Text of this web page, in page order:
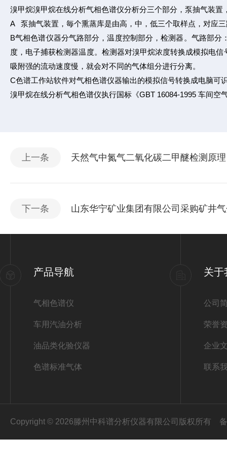
溴甲烷溴甲烷在线分析气相色谱仪分析分三个部分，泵抽气装
A 泵抽气装置，毎个熏蒸库是由高，中，低三个取样点，对应
B气相色谱仪器分气路部分，温度控制部分，检测器。气路部
度，电子捕获检测器温度。检测器对溴甲烷浓度转换成模拟电
吸附强的流动速度慢，就会对不同的气体组分进行分离。
C色谱工作站软件对气相色谱仪器输出的模拟信号转换成电脑
溴甲烷在线分析气相色谱仪执行国标《GBT 16084-1995 车间空
上一条 天然气中氮气二氧化碳二甲醚检测原理
下一条 山东华宁矿业集团有限公司采购矿井
产品导航
气相色谱仪
车用汽油分析
油品类化验仪器
色谱标准气体
关于
公司
荣誉
企业
联系
Copyright © 2026滕州中科谱分析仪器有限公司版权所有